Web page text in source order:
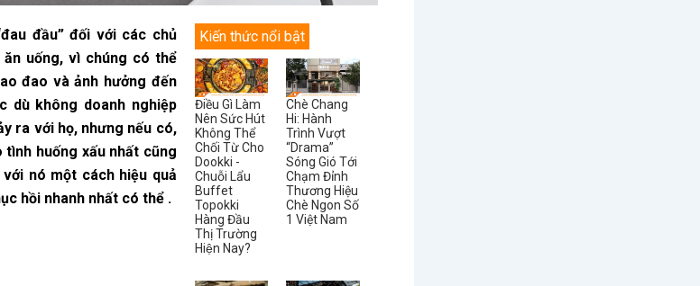
đầu” đối với các chủ
ăn uống, vì chúng có thể
đao và ảnh hưởng đến
dù không doanh nghiệp
ra với họ, nhưng nếu có,
tình huống xấu nhất cũng
nó một cách hiệu quả
hồi nhanh nhất có thể .
Kiến thức nổi bật
Điều Gì Làm
Nên Sức Hút
Không Thể
Chối Từ Cho
Dookki -
Chuỗi Lẩu
Buffet
Topokki
Hàng Đầu
Thị Trường
Hiện Nay?
Chè Chang
Hi: Hành
Trình Vượt
“Drama”
Sóng Gió Tới
Chạm Đỉnh
Thương Hiệu
Chè Ngon Số
1 Việt Nam